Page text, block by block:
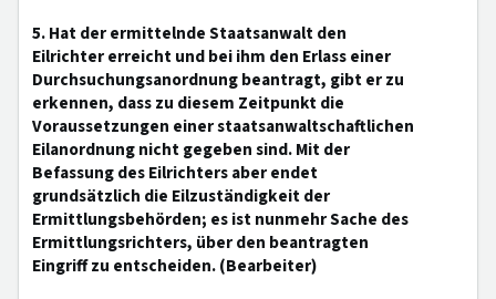
5. Hat der ermittelnde Staatsanwalt den
Eilrichter erreicht und bei ihm den Erlass einer
Durchsuchungsanordnung beantragt, gibt er zu
erkennen, dass zu diesem Zeitpunkt die
Voraussetzungen einer staatsanwaltschaftlichen
Eilanordnung nicht gegeben sind. Mit der
Befassung des Eilrichters aber endet
grundsätzlich die Eilzuständigkeit der
Ermittlungsbehörden; es ist nunmehr Sache des
Ermittlungsrichters, über den beantragten
Eingriff zu entscheiden. (Bearbeiter)